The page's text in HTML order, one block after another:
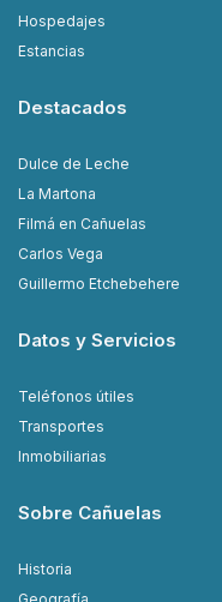
Hospedajes
Estancias
Destacados
Dulce de Leche
La Martona
Filmá en Cañuelas
Carlos Vega
Guillermo Etchebehere
Datos y Servicios
Teléfonos útiles
Transportes
Inmobiliarias
Sobre Cañuelas
Historia